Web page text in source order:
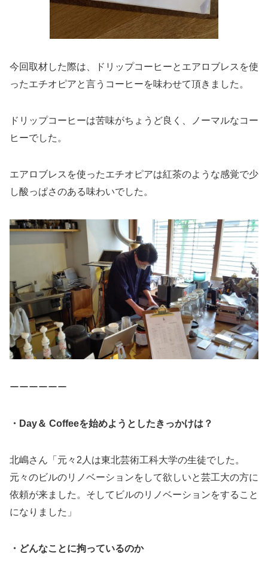
今回取材した際は、ドリップコーヒーとエアロブレスを使
ったエチオピアと言うコーヒーを味わせて頂きました。
ドリップコーヒーは苦味がちょうど良く、ノーマルなコー
ヒーでした。
エアロブレスを使ったエチオピアは紅茶のような感覚で少
し酸っぱさのある味わいでした。
ーーーーーー
・Day＆ Coffeeを始めようとしたきっかけは？
北嶋さん「元々2人は東北芸術工科大学の生徒でした。
元々のビルのリノベーションをして欲しいと芸工大の方に
依頼が来ました。そしてビルのリノベーションをすること
になりました」
・どんなことに拘っているのか